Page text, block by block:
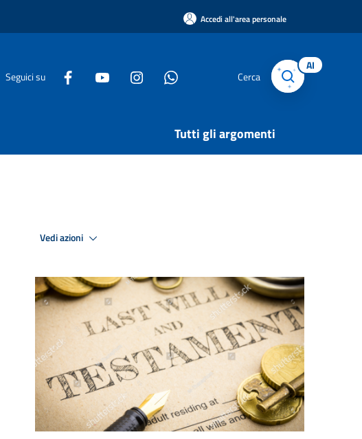
Accedi all'area personale
Seguici su Cerca
AI
Tutti gli argomenti
Vedi azioni